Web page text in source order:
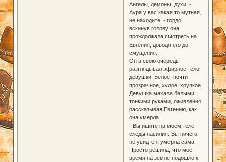
Ангелы, демоны, духи. -
Аура у вас какая то мутная,
не находите, - гордо
вскинув голову она
прождолжала смотреть на
Евгения, доводя его до
смущения.
Он в свою очередь
разглядывал эфирное тело
девушки. Белое, почти
прозрачное, худое, хрупкое.
Девушка махала белыми
тонкими руками, оживленно
рассказывая Евгению, как
она умерла.
- Вы ищите на моем теле
следы насилия. Вы ничего
не увидте я умерла сама.
Просто решила, что мое
время на земле подошло к